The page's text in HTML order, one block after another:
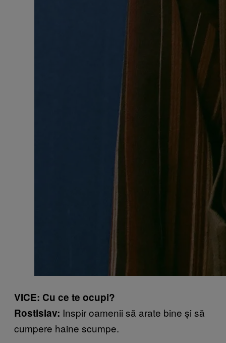
VICE: Cu ce te ocupi?
Rostislav: Inspir oamenii să arate bine și să
cumpere haine scumpe.